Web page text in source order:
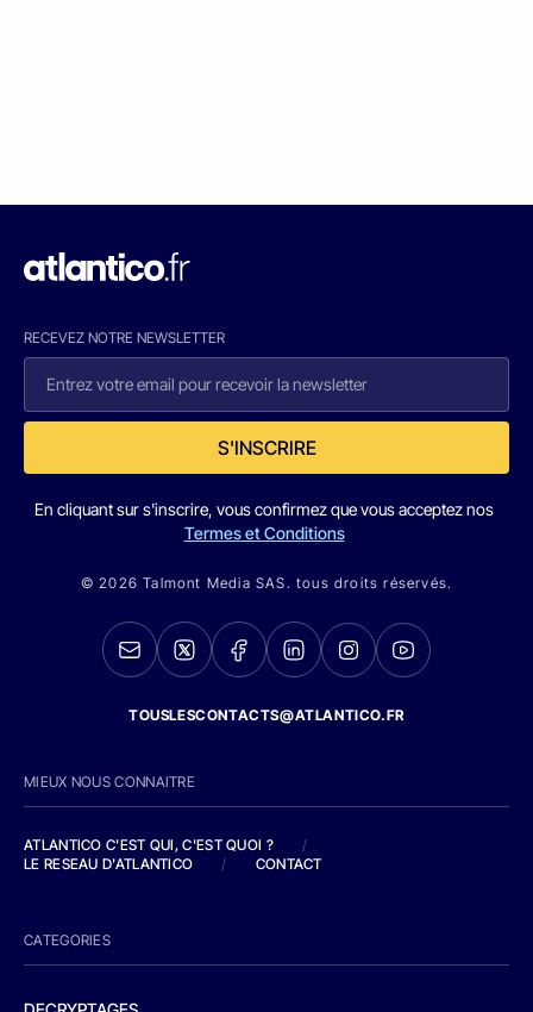
RECEVEZ NOTRE NEWSLETTER
S'INSCRIRE
En cliquant sur s'inscrire, vous confirmez que vous acceptez nos
Termes et Conditions
© 2026 Talmont Media SAS. tous droits réservés.
TOUSLESCONTACTS@ATLANTICO.FR
MIEUX NOUS CONNAITRE
ATLANTICO C'EST QUI, C'EST QUOI ?
/
LE RESEAU D'ATLANTICO
/ CONTACT
CATEGORIES